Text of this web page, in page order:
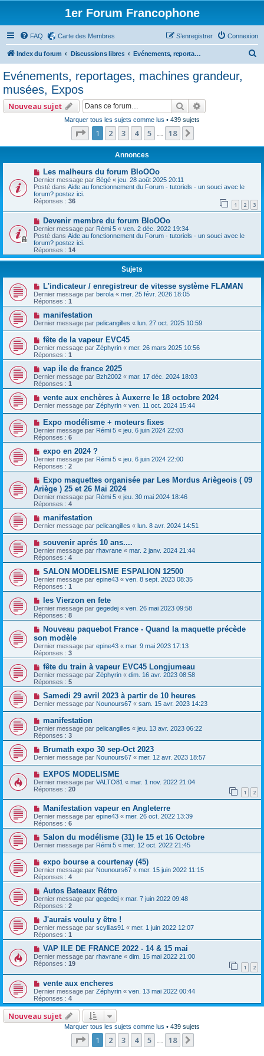
1er Forum Francophone
FAQ Carte des Membres Connexion
S’enregistrer
Index du forum Discussions libres Evénements, reportages, machines grandeur, musées, Expos
Evénements, reportages, machines grandeur,
musées, Expos
Nouveau sujet Rechercher
Marquer tous les sujets comme lus • 439 sujets
Page 1sur
1 2 3 4 5 18
Annonces
Les malheurs du forum BloOOo
Dernier message par Bégé « jeu. 28 août 2025 20:11
Posté dans Aide au fonctionnement du Forum - tutoriels - un souci avec le
forum? postez ici.
Réponses : 36 1 2 3
Devenir membre du forum BloOOo
Dernier message par Rémi 5 « ven. 2 déc. 2022 19:34
Posté dans Aide au fonctionnement du Forum - tutoriels - un souci avec le
forum? postez ici.
Réponses : 14
Sujets
L'indicateur / enregistreur de vitesse système FLAMAN
Dernier message par berola « mer. 25 févr. 2026 18:05
Réponses : 1
manifestation
Dernier message par pelicangilles « lun. 27 oct. 2025 10:59
fête de la vapeur EVC45
Dernier message par Zéphyrin « mer. 26 mars 2025 10:56
Réponses : 1
vap ile de france 2025
Dernier message par Bzh2002 « mar. 17 déc. 2024 18:03
Réponses : 1
vente aux enchères à Auxerre le 18 octobre 2024
Dernier message par Zéphyrin « ven. 11 oct. 2024 15:44
Expo modélisme + moteurs fixes
Dernier message par Rémi 5 « jeu. 6 juin 2024 22:03
Réponses : 6
expo en 2024 ?
Dernier message par Rémi 5 « jeu. 6 juin 2024 22:00
Réponses : 2
Expo maquettes organisée par Les Mordus Ariègeois ( 09
Ariège ) 25 et 26 Mai 2024
Dernier message par Rémi 5 « jeu. 30 mai 2024 18:46
Réponses : 4
manifestation
Dernier message par pelicangilles « lun. 8 avr. 2024 14:51
souvenir aprés 10 ans....
Dernier message par rhavrane « mar. 2 janv. 2024 21:44
Réponses : 4
SALON MODELISME ESPALION 12500
Dernier message par epine43 « ven. 8 sept. 2023 08:35
Réponses : 1
les Vierzon en fete
Dernier message par gegedej « ven. 26 mai 2023 09:58
Réponses : 8
Nouveau paquebot France - Quand la maquette précède
son modèle
Dernier message par epine43 « mar. 9 mai 2023 17:13
Réponses : 3
fête du train à vapeur EVC45 Longjumeau
Dernier message par Zéphyrin « dim. 16 avr. 2023 08:58
Réponses : 5
Samedi 29 avril 2023 à partir de 10 heures
Dernier message par Nounours67 « sam. 15 avr. 2023 14:23
manifestation
Dernier message par pelicangilles « jeu. 13 avr. 2023 06:22
Réponses : 3
Brumath expo 30 sep-Oct 2023
Dernier message par Nounours67 « mer. 12 avr. 2023 18:57
EXPOS MODELISME
Dernier message par VALTO81 « mar. 1 nov. 2022 21:04
Réponses : 20 1 2
Manifestation vapeur en Angleterre
Dernier message par epine43 « mer. 26 oct. 2022 13:39
Réponses : 6
Salon du modélisme (31) le 15 et 16 Octobre
Dernier message par Rémi 5 « mer. 12 oct. 2022 21:45
expo bourse a courtenay (45)
Dernier message par Nounours67 « mer. 15 juin 2022 11:15
Réponses : 4
Autos Bateaux Rétro
Dernier message par gegedej « mar. 7 juin 2022 09:48
Réponses : 2
J'aurais voulu y être !
Dernier message par scyllias91 « mer. 1 juin 2022 12:07
Réponses : 1
VAP ILE DE FRANCE 2022 - 14 & 15 mai
Dernier message par rhavrane « dim. 15 mai 2022 21:00
Réponses : 19 1 2
vente aux encheres
Dernier message par Zéphyrin « ven. 13 mai 2022 00:44
Réponses : 4
Nouveau sujet
Marquer tous les sujets comme lus • 439 sujets
Page 1sur
1 2 3 4 5 18